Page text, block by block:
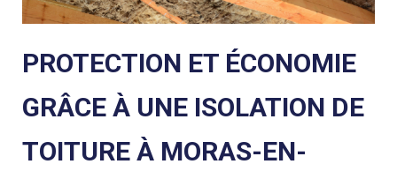
PROTECTION ET ÉCONOMIE
GRÂCE À UNE ISOLATION DE
TOITURE À MORAS-EN-